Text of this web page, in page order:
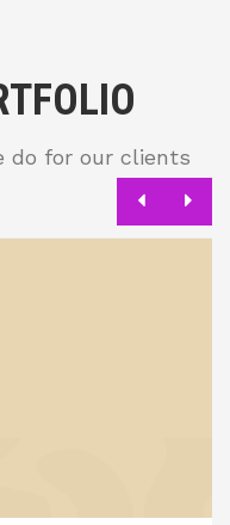
do for our clients